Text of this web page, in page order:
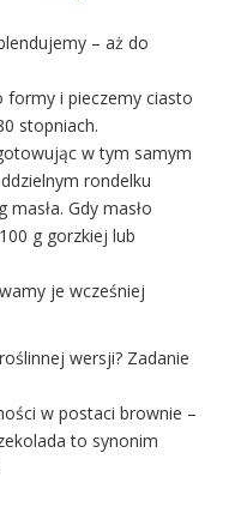
– aż do
formy i pieczemy ciasto
stopniach.
w tym samym
rondelku
Gdy masło
g gorzkiej lub
je wcześniej
wersji? Zadanie
w postaci brownie –
to synonim